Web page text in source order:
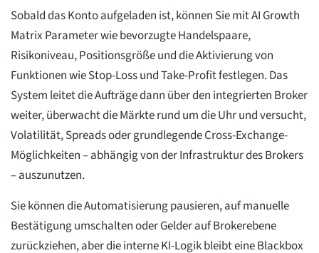
Sobald das Konto aufgeladen ist, können Sie mit AI Growth
Matrix Parameter wie bevorzugte Handelspaare,
Risikoniveau, Positionsgröße und die Aktivierung von
Funktionen wie Stop-Loss und Take-Profit festlegen. Das
System leitet die Aufträge dann über den integrierten Broker
weiter, überwacht die Märkte rund um die Uhr und versucht,
Volatilität, Spreads oder grundlegende Cross-Exchange-
Möglichkeiten – abhängig von der Infrastruktur des Brokers
– auszunutzen.
Sie können die Automatisierung pausieren, auf manuelle
Bestätigung umschalten oder Gelder auf Brokerebene
zurückziehen, aber die interne KI-Logik bleibt eine Blackbox